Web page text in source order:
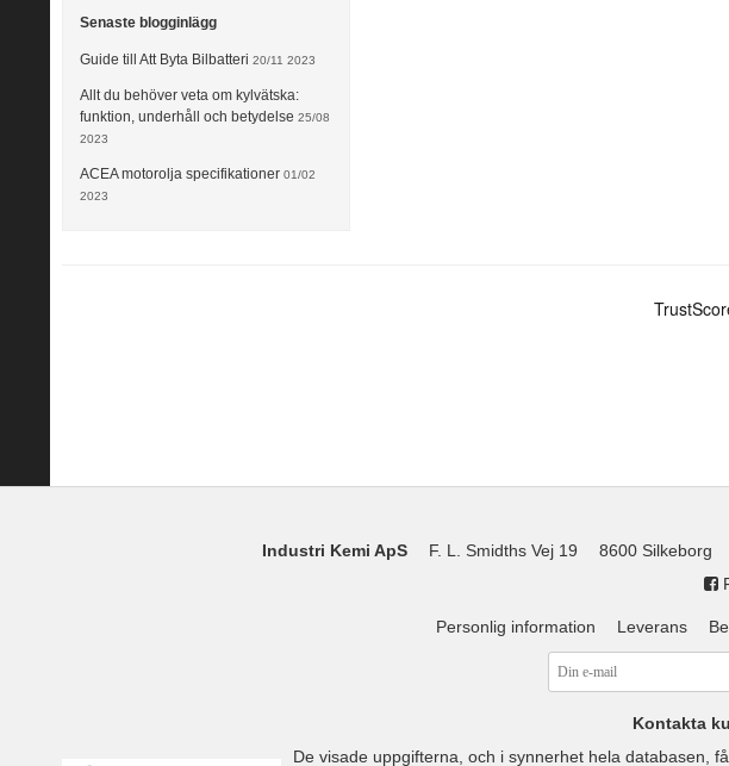
Senaste blogginlägg
Guide till Att Byta Bilbatteri 20/11 2023
Allt du behöver veta om kylvätska:
funktion, underhåll och betydelse 25/08
2023
ACEA motorolja specifikationer 01/02
2023
Industri Kemi ApS F. L. Smidths Vej 19 8600 Silkeborg
Personlig information Leverans
Kontakta
De visade uppgifterna, och i synnerhet hela databasen,